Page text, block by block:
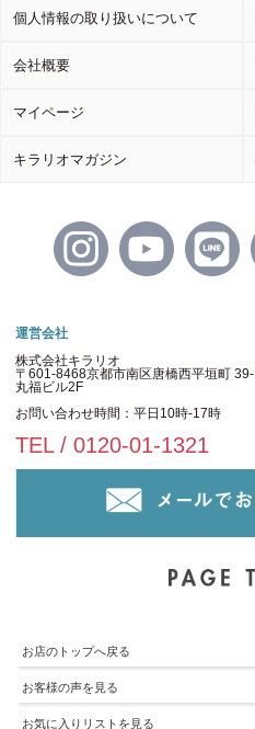
個人情報の取り扱いについて
会社概要
マイページ
キラリオマガジン
運営会社
株式会社キラリオ
〒601-8468京都市南区唐橋西平垣町
丸福ビル2F
お問い合わせ時間：平日10時-17時
TEL / 0120-01-1321
お店のトップへ戻る
お客様の声を見る
お気に入りリストを見る